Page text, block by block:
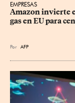
EMPRESAS
Amazon invierte
gas en EU para
Por AFP